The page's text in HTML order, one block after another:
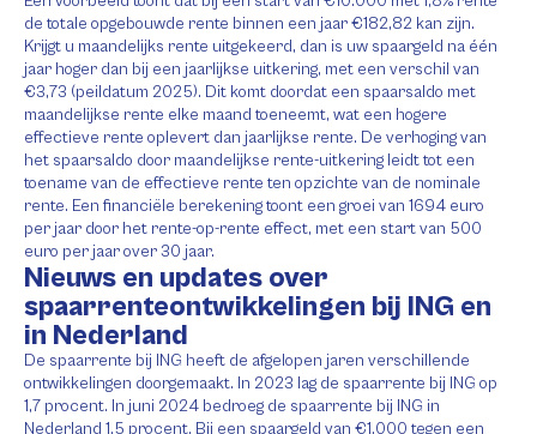
de totale opgebouwde rente binnen een jaar €182,82 kan zijn.
Krijgt u maandelijks rente uitgekeerd, dan is uw spaargeld na één
jaar hoger dan bij een jaarlijkse uitkering, met een verschil van
€3,73 (peildatum 2025). Dit komt doordat een spaarsaldo met
maandelijkse rente elke maand toeneemt, wat een hogere
effectieve rente oplevert dan jaarlijkse rente. De verhoging van
het spaarsaldo door maandelijkse rente-uitkering leidt tot een
toename van de effectieve rente ten opzichte van de nominale
rente. Een financiële berekening toont een groei van 1694 euro
per jaar door het rente-op-rente effect, met een start van 500
euro per jaar over 30 jaar.
Nieuws en updates over
spaarrenteontwikkelingen bij ING en
in Nederland
De spaarrente bij ING heeft de afgelopen jaren verschillende
ontwikkelingen doorgemaakt. In 2023 lag de spaarrente bij ING op
1,7 procent. In juni 2024 bedroeg de spaarrente bij ING in
Nederland 1,5 procent. Bij een spaargeld van €1.000 tegen een